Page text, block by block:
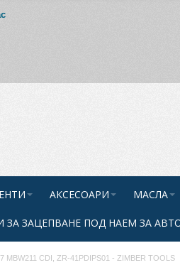
АКСЕСОАРИ МАСЛА
ЗА ЗАЦЕПВАНЕ ПОД НАЕМ ЗА
MBW211 CDI, ZR-41PDIPS01 - ZIMBER TOOLS